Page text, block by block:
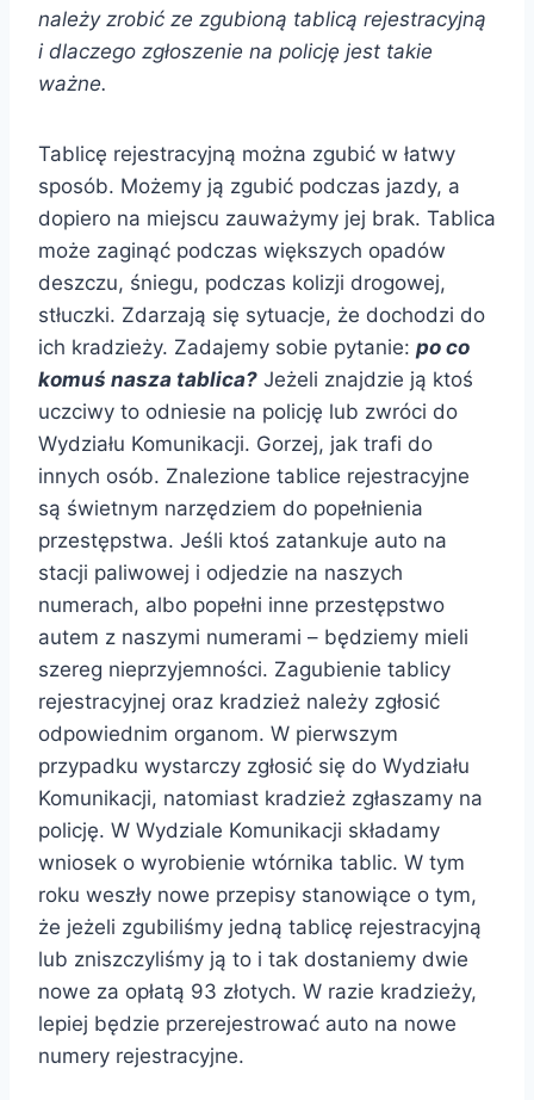
należy zrobić ze zgubioną tablicą rejestracyjną
i dlaczego zgłoszenie na policję jest takie
ważne.
Tablicę rejestracyjną można zgubić w łatwy
sposób. Możemy ją zgubić podczas jazdy, a
dopiero na miejscu zauważymy jej brak. Tablica
może zaginąć podczas większych opadów
deszczu, śniegu, podczas kolizji drogowej,
stłuczki. Zdarzają się sytuacje, że dochodzi do
ich kradzieży. Zadajemy sobie pytanie: po co
komuś nasza tablica? Jeżeli znajdzie ją ktoś
uczciwy to odniesie na policję lub zwróci do
Wydziału Komunikacji. Gorzej, jak trafi do
innych osób. Znalezione tablice rejestracyjne
są świetnym narzędziem do popełnienia
przestępstwa. Jeśli ktoś zatankuje auto na
stacji paliwowej i odjedzie na naszych
numerach, albo popełni inne przestępstwo
autem z naszymi numerami – będziemy mieli
szereg nieprzyjemności. Zagubienie tablicy
rejestracyjnej oraz kradzież należy zgłosić
odpowiednim organom. W pierwszym
przypadku wystarczy zgłosić się do Wydziału
Komunikacji, natomiast kradzież zgłaszamy na
policję. W Wydziale Komunikacji składamy
wniosek o wyrobienie wtórnika tablic. W tym
roku weszły nowe przepisy stanowiące o tym,
że jeżeli zgubiliśmy jedną tablicę rejestracyjną
lub zniszczyliśmy ją to i tak dostaniemy dwie
nowe za opłatą 93 złotych. W razie kradzieży,
lepiej będzie przerejestrować auto na nowe
numery rejestracyjne.